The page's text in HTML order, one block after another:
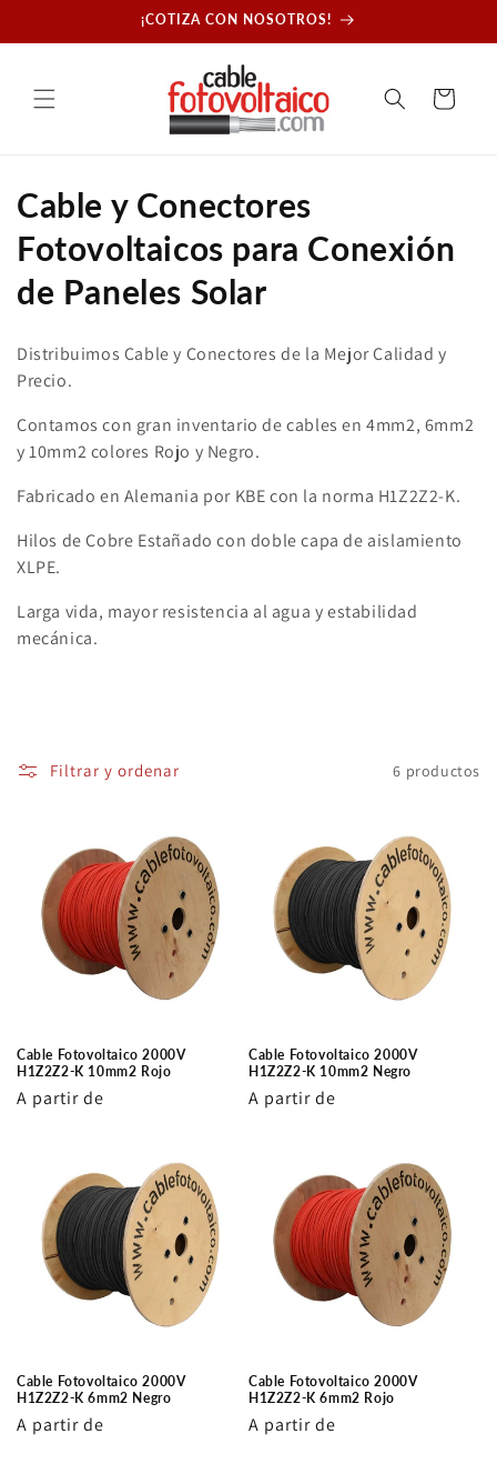
al contenido
¡COTIZA CON NOSOTROS!
Carrito
C
o
l
c
c
i
ó
n
Cable y Conectores
Fotovoltaicos para Conexión
de Paneles Solar
Distribuimos Cable y Conectores de la Mejor Calidad y
Precio.
Contamos con gran inventario de cables en 4mm2, 6mm2
y 10mm2 colores Rojo y Negro.
Fabricado en Alemania por KBE con la norma H1Z2Z2-K.
Hilos de Cobre Estañado con doble capa de aislamiento
XLPE.
Larga vida, mayor resistencia al agua y estabilidad
mecánica.
Filtrar y ordenar 6 productos
Cable Fotovoltaico 2000V
H1Z2Z2-K 10mm2 Rojo
Precio
A partir de
Cable Fotovoltaico 2000V
H1Z2Z2-K 10mm2 Negro
Precio
A partir de
Cable Fotovoltaico 2000V
H1Z2Z2-K 6mm2 Negro
Precio
A partir de
Cable Fotovoltaico 2000V
H1Z2Z2-K 6mm2 Rojo
Precio
A partir de